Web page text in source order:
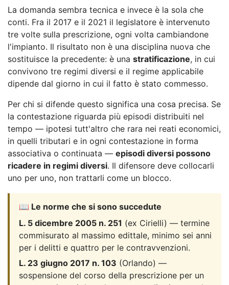
La domanda sembra tecnica e invece è la sola che
conti. Fra il 2017 e il 2021 il legislatore è intervenuto
tre volte sulla prescrizione, ogni volta cambiandone
l'impianto. Il risultato non è una disciplina nuova che
sostituisce la precedente: è una stratificazione, in cui
convivono tre regimi diversi e il regime applicabile
dipende dal giorno in cui il fatto è stato commesso.
Per chi si difende questo significa una cosa precisa. Se
la contestazione riguarda più episodi distribuiti nel
tempo — ipotesi tutt'altro che rara nei reati economici,
in quelli tributari e in ogni contestazione in forma
associativa o continuata — episodi diversi possono
ricadere in regimi diversi. Il difensore deve collocarli
uno per uno, non trattarli come un blocco.
📖 Le norme che si sono succedute
L. 5 dicembre 2005 n. 251 (ex Cirielli) — termine
commisurato al massimo edittale, minimo sei anni
per i delitti e quattro per le contravvenzioni.
L. 23 giugno 2017 n. 103 (Orlando) —
sospensione del corso della prescrizione per un